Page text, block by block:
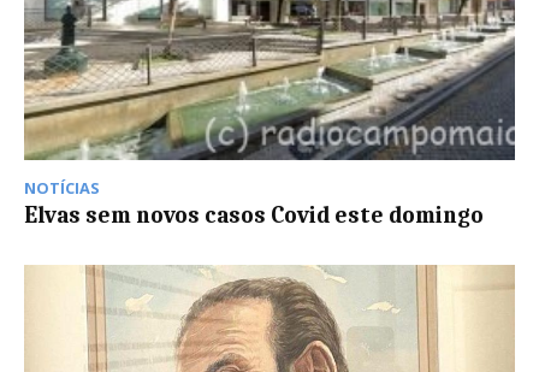
NOTÍCIAS
Elvas sem novos casos Covid este domingo